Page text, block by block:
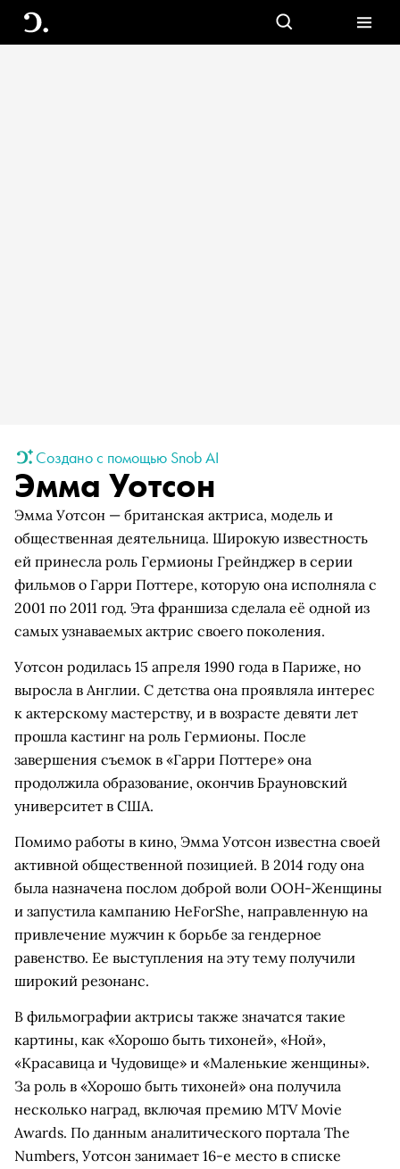
Создано с помощью Snob AI
Эмма Уотсон
Эмма Уотсон — британская актриса, модель и
общественная деятельница. Широкую известность
ей принесла роль Гермионы Грейнджер в серии
фильмов о Гарри Поттере, которую она исполняла с
2001 по 2011 год. Эта франшиза сделала её одной из
самых узнаваемых актрис своего поколения.
Уотсон родилась 15 апреля 1990 года в Париже, но
выросла в Англии. С детства она проявляла интерес
к актерскому мастерству, и в возрасте девяти лет
прошла кастинг на роль Гермионы. После
завершения съемок в «Гарри Поттере» она
продолжила образование, окончив Брауновский
университет в США.
Помимо работы в кино, Эмма Уотсон известна своей
активной общественной позицией. В 2014 году она
была назначена послом доброй воли ООН-Женщины
и запустила кампанию HeForShe, направленную на
привлечение мужчин к борьбе за гендерное
равенство. Ее выступления на эту тему получили
широкий резонанс.
В фильмографии актрисы также значатся такие
картины, как «Хорошо быть тихоней», «Ной»,
«Красавица и Чудовище» и «Маленькие женщины».
За роль в «Хорошо быть тихоней» она получила
несколько наград, включая премию MTV Movie
Awards. По данным аналитического портала The
Numbers, Уотсон занимает 16-е место в списке